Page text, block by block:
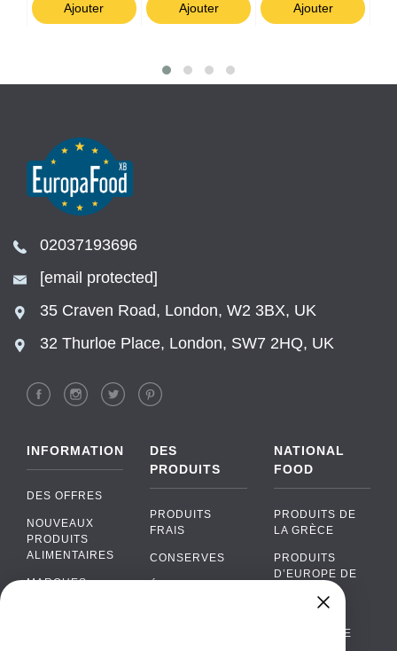
Ajouter Ajouter Ajouter
02037193696
[email protected]
35 Craven Road, London, W2 3BX, UK
32 Thurloe Place, London, SW7 2HQ, UK
INFORMATION
DES OFFRES
NOUVEAUX
PRODUITS
ALIMENTAIRES
MARQUES
DES
PRODUITS
PRODUITS
FRAIS
CONSERVES
NATIONAL
FOOD
PRODUITS DE
LA GRÈCE
PRODUITS
D’EUROPE DE
PORTUGAISE